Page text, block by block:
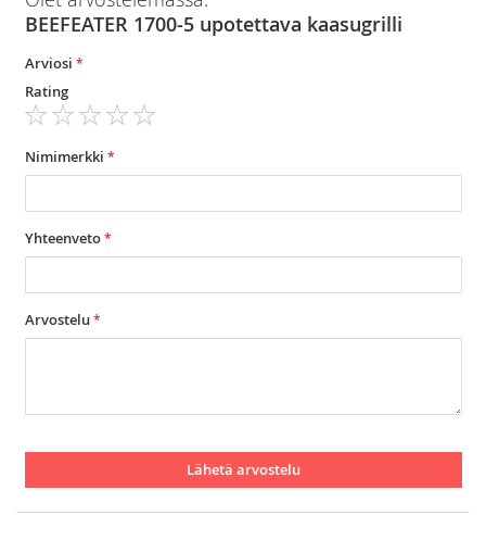
BEEFEATER 1700-5 upotettava kaasugrilli
Arviosi
Rating
star
stars
stars
stars
stars
Nimimerkki
Yhteenveto
Arvostelu
Lähetä arvostelu